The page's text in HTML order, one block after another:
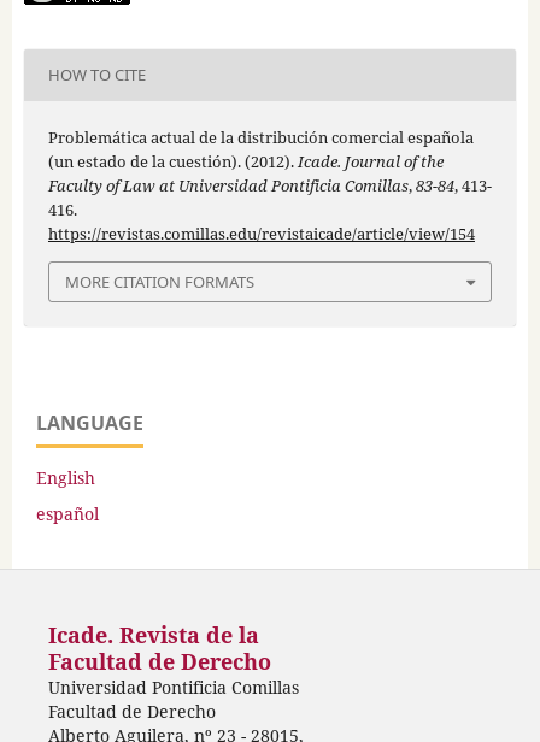
HOW TO CITE
Problemática actual de la distribución comercial española
(un estado de la cuestión). (2012).Icade. Journal of the
Faculty of Law at Universidad Pontificia Comillas,83-84, 413-
416.
https://revistas.comillas.edu/revistaicade/article/view/154
MORE CITATION FORMATS
LANGUAGE
English
español
Icade. Revista de la
Facultad de Derecho
Universidad Pontificia Comillas
Facultad de Derecho
Alberto Aguilera, nº 23 - 28015,